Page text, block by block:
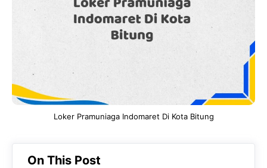
o
o
A
p
p
a
m
Loker Pramuniaga Indomaret Di Kota Bitung
On This Post